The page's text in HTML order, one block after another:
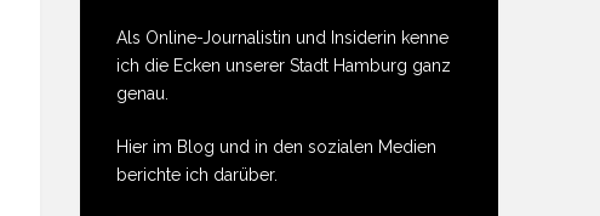
Als Online-Journalistin und Insiderin kenne
ich die Ecken unserer Stadt Hamburg ganz
genau.
Hier im Blog und in den sozialen Medien
berichte ich darüber.